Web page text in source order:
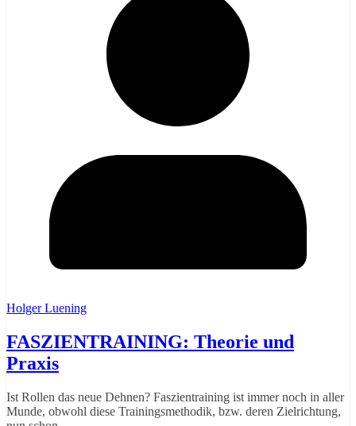
Holger Luening
FASZIENTRAINING: Theorie und
Praxis
Ist Rollen das neue Dehnen? Faszientraining ist immer noch in aller
Munde, obwohl diese Trainingsmethodik, bzw. deren Zielrichtung,